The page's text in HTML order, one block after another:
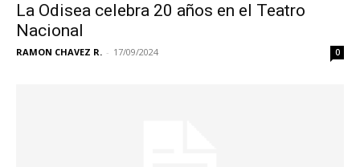
La Odisea celebra 20 años en el Teatro
Nacional
RAMON CHAVEZ R. - 17/09/2024 0